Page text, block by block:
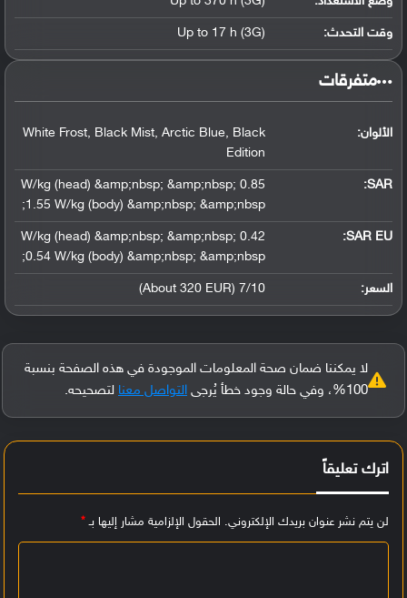
وقت التحدث: Up to 17 h (3G)
‏متفرقات‏
الألوان:
White Frost, Black Mist, Arctic Blue, Black
Edition
SAR
:
0.85 W/kg (head) &amp;nbsp; &amp;nbsp;
1.55 W/kg (body) &amp;nbsp; &amp;nbsp;
SAR EU:
0.42 W/kg (head) &amp;nbsp; &amp;nbsp;
0.54 W/kg (body) &amp;nbsp; &amp;nbsp;
السعر: 7/10 (About 320 EUR)
لا يمكننا ضمان صحة المعلومات الموجودة في هذه الصفحة بنسبة
100%، وفي حالة وجود خطأ يُرجى
التواصل معنا لتصحيحه.
اترك تعليقاً
لن يتم نشر عنوان بريدك الإلكتروني. الحقول الإلزامية مشار إليها بـ*